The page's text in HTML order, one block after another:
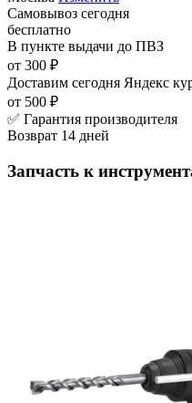
Самовывоз сегодня
бесплатно
В пункте выдачи до ПВЗ
от 300 ₽
Доставим сегодня Яндекс
от 500 ₽
✅ Гарантия производителя
Возврат 14 дней
Запчасть к